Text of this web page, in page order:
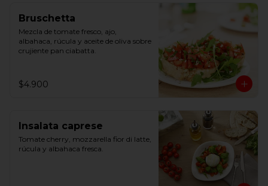
Bruschetta
Mezcla de tomate fresco, ajo,
albahaca, rúcula y aceite de oliva sobre
crujiente pan ciabatta.
$4.900
Insalata caprese
Tomate cherry, mozzarella fior di latte,
rúcula y albahaca fresca.